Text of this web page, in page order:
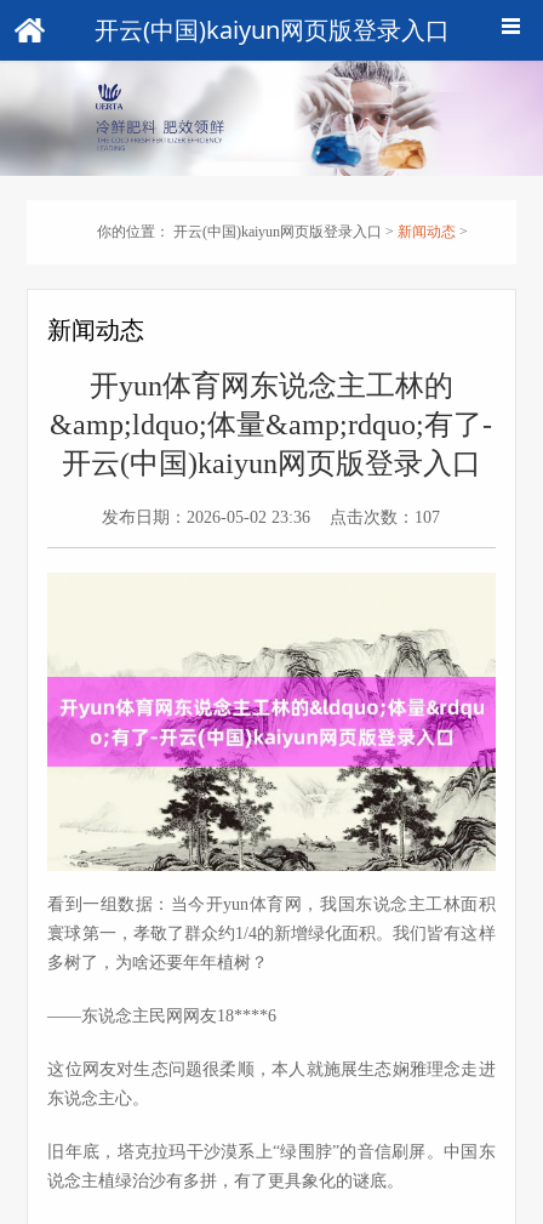
开云(中国)kaiyun网页版登录入口
你的位置： 开云(中国)kaiyun网页版登录入口 > 新闻动态 >
新闻动态
开yun体育网东说念主工林的
&amp;ldquo;体量&amp;rdquo;有了-
开云(中国)kaiyun网页版登录入口
发布日期：2026-05-02 23:36 点击次数：107
看到一组数据：当今开yun体育网，我国东说念主工林面积
寰球第一，孝敬了群众约1/4的新增绿化面积。我们皆有这样
多树了，为啥还要年年植树？
——东说念主民网网友18****6
这位网友对生态问题很柔顺，本人就施展生态娴雅理念走进
东说念主心。
旧年底，塔克拉玛干沙漠系上“绿围脖”的音信刷屏。中国东
说念主植绿治沙有多拼，有了更具象化的谜底。